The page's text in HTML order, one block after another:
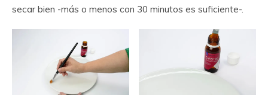
secar bien -más o menos con 30 minutos es suficiente-.